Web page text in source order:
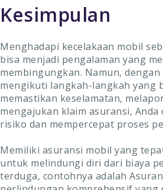
Kesimpulan
Menghadapi kecelakaan mobil
bisa menjadi pengalaman yang
membingungkan. Namun,
mengikuti langkah-langkah yang
memastikan keselamatan,
mengajukan klaim asuransi,
risiko dan mempercepat proses
Memiliki asuransi mobil yang
untuk melindungi diri dari biaya
terduga, contohnya adalah